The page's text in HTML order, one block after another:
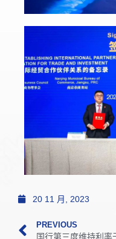
20 11 月, 2023
PREVIOUS